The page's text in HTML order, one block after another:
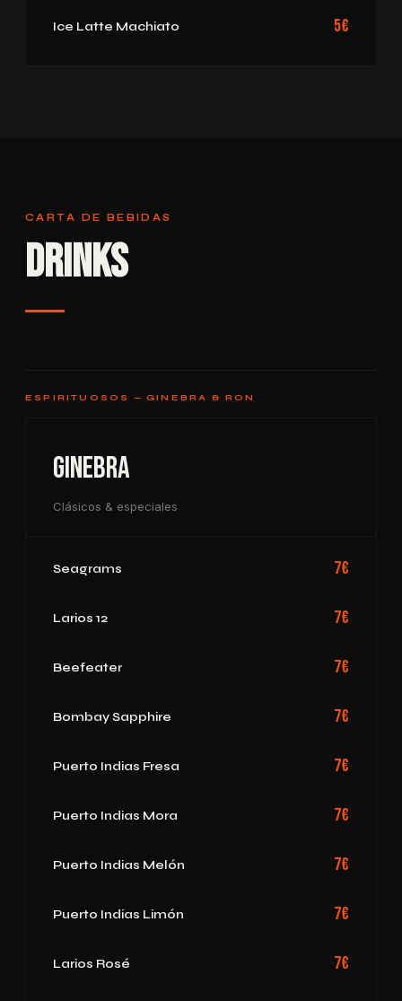
Ice Latte Machiato 5€
CARTA DE BEBIDAS
Drinks
ESPIRITUOSOS — GINEBRA & RON
Ginebra
Clásicos & especiales
Seagrams 7€
Larios 12 7€
Beefeater 7€
Bombay Sapphire 7€
Puerto Indias Fresa 7€
Puerto Indias Mora 7€
Puerto Indias Melón 7€
Puerto Indias Limón 7€
Larios Rosé 7€